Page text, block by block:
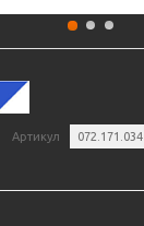
Артикул 072.171.034